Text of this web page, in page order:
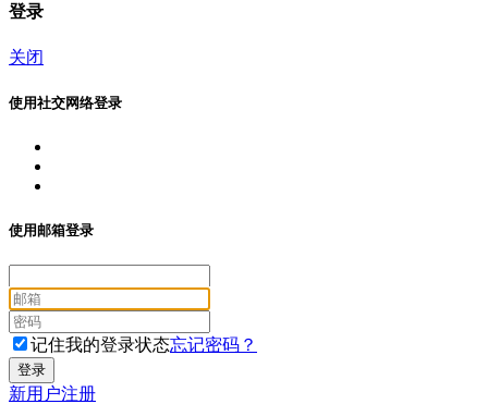
登录
关闭
使用社交网络登录
使用邮箱登录
记住我的登录状态忘记密码？
新用户注册